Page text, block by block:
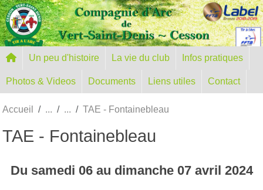
Un peu d'histoire La vie du club Infos pratiques
Photos & Videos Documents Liens utiles Contact
Accueil TAE - Fontainebleau
TAE - Fontainebleau
Du samedi 06au dimanche 07 avril 2024
Panneau de gestion des cookies